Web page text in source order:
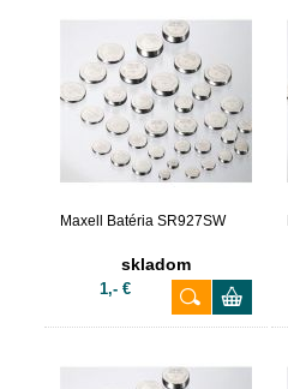
Maxell Batéria SR927SW
skladom
1,- €